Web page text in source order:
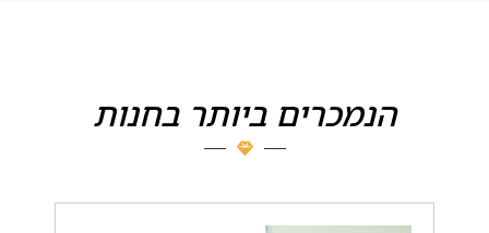
הנמכרים ביותר בחנות